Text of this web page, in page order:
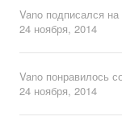
Vano подписался на
24 ноября, 2014
Vano понравилось
24 ноября, 2014